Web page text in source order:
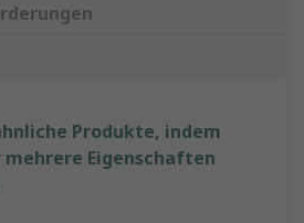
Produkte, indem
mehrere Eigenschaften